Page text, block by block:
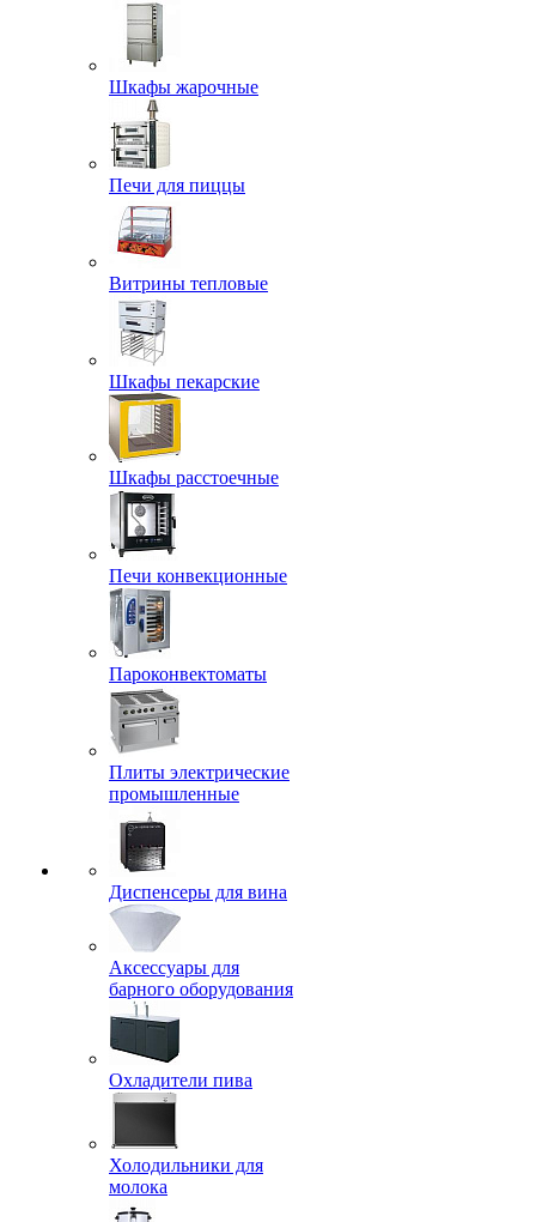
Шкафы жарочные
Печи для пиццы
Витрины тепловые
Шкафы пекарские
Шкафы расстоечные
Печи конвекционные
Пароконвектоматы
Плиты электрические
промышленные
Диспенсеры для вина
Аксессуары для
барного оборудования
Охладители пива
Холодильники для
молока